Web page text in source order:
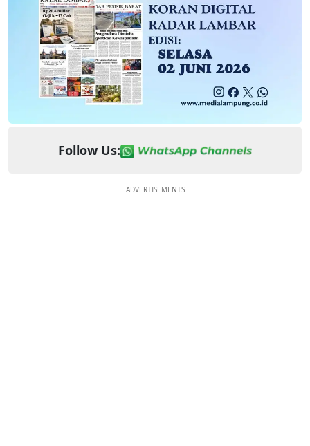
Follow Us:
ADVERTISEMENTS